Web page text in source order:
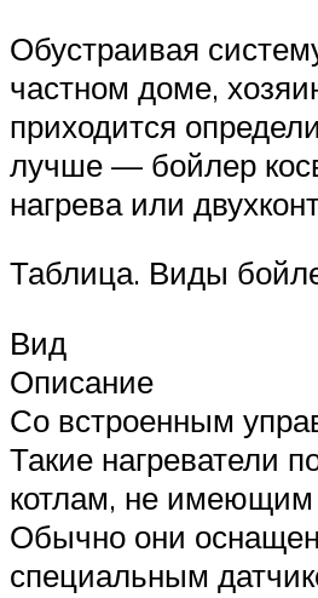
Обустраивая
частном доме,
приходится
лучше — бойлер
нагрева или
Таблица. Виды
Вид
Описание
Со встроенным
Такие нагреватели
котлам, не имеющим
Обычно они
специальным